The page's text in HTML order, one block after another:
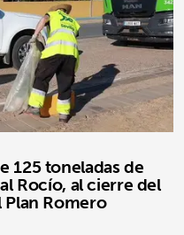
125 toneladas de
Rocío, al cierre del
Romero